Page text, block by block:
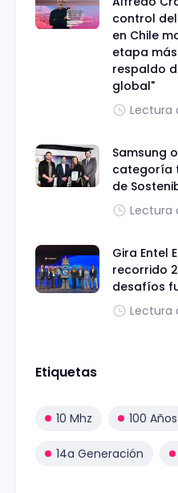
control del
en Chile
etapa
respaldo
global"
Lectura
Samsung
categoría
de
Lectura
Gira Entel
recorrido
desafíos
Lectura
Etiquetas
10 Mhz 100 Años
14a Generación